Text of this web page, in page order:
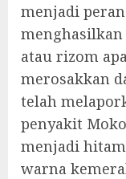
menjadi
menghasilkan
atau rizom
merosakkan
telah
penyakit
menjadi
warna